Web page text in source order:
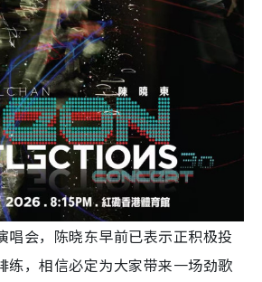
唱会，陈晓东早前已表示正积极投
练，相信必定为大家带来一场劲歌